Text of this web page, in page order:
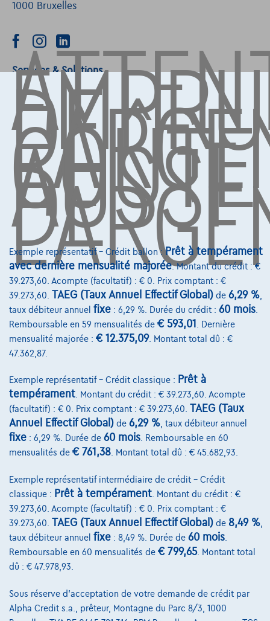
DE
COÛTE
AUSSI
DE
Exemple représentatif – Crédit ballon : Prêt à tempérament
avec dernière mensualité majorée. Montant du crédit : €
39.273,60. Acompte (facultatif) : € 0. Prix comptant : €
39.273,60. TAEG (Taux Annuel Effectif Global) de 6,29 %
taux débiteur annuel fixe : 6,29 %. Durée du crédit : 60 mois
Remboursable en 59 mensualités de € 593,01
. Dernière
mensualité majorée : € 12.375,09. Montant total dû : €
47.362,87.
Exemple représentatif – Crédit classique : Prêt à
tempérament. Montant du crédit : € 39.273,60. Acompte
(facultatif) : € 0. Prix comptant : € 39.273,60.
TAEG (Taux
Annuel Effectif Global) de 6,29 %, taux débiteur annuel
fixe : 6,29 %. Durée de 60 mois. Remboursable en 60
mensualités de € 761,38. Montant total dû : € 45.682,93.
Exemple représentatif intermédiaire de crédit – Crédit
classique : Prêt à tempérament. Montant du crédit : €
39.273,60. Acompte (facultatif) : € 0. Prix comptant : €
39.273,60.
TAEG (Taux Annuel Effectif Global) de 8,49 %,
taux débiteur annuel fixe : 8,49 %. Durée de 60 mois.
Remboursable en 60 mensualités de € 799,65. Montant total
dû : € 47.978,93.
Sous réserve d'acceptation de votre demande de crédit par
Alpha Credit s.a., prêteur, Montagne du Parc 8/3, 1000
1000 Bruxelles
Services & Solutions
Assistance dépannage
Financement
Assurance auto
Leasing
Sur Nous
Devenez client
Qui nous sommes
Nos dealers
Nos partenaires
Notre équipe
@2024 TCS Mobility SA/NV Copyright
Conditions Générales
Protection Des Données
Politique Des Cookies
Charte de qualité
Site Map